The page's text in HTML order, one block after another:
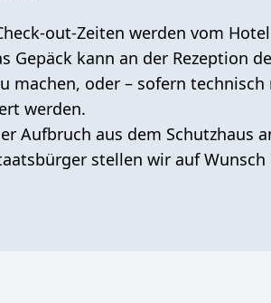
out-Zeiten werden vom
Gepäck kann an der Rezeption
machen, oder – sofern
werden.
Aufbruch aus dem Schutzhaus
stellen wir auf